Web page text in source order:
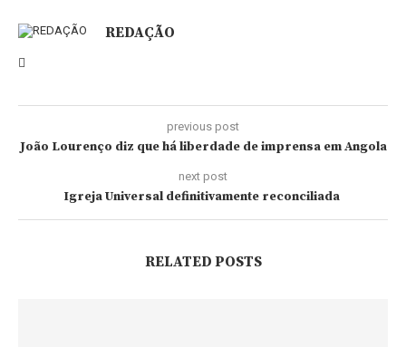
REDAÇÃO
previous post
João Lourenço diz que há liberdade de imprensa em Angola
next post
Igreja Universal definitivamente reconciliada
RELATED POSTS